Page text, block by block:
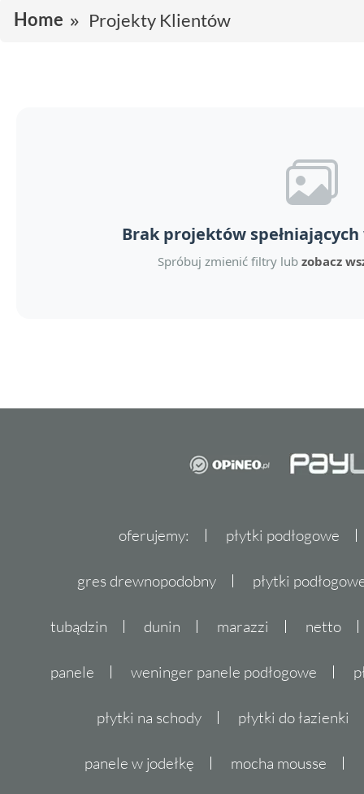
Home Projekty Klientów
Brak projektów
Spróbuj zmienić filtry lub zobacz
oferujemy: płytki podłogowe
gres drewnopodobny płytki
tubądzin dunin marazzi netto
panele weninger panele podłogowe
płytki na schody płytki do łazienki
panele w jodełkę mocha mousse